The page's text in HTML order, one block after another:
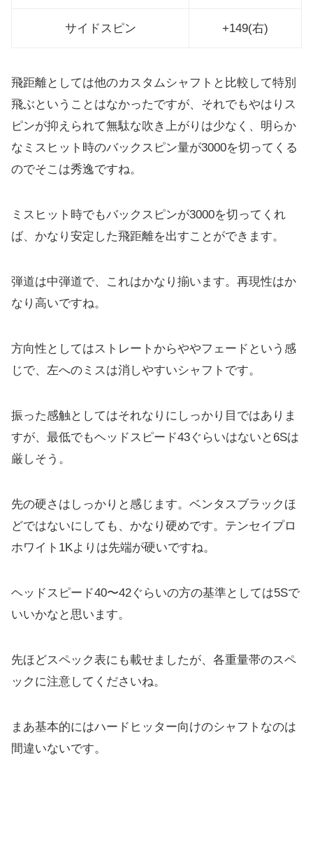
サイドスピン +149(右)
飛距離としては他のカスタムシャフトと比較して特別
飛ぶというこ とはなかったですが、 それでもやはりス
ピンが抑えられて無駄な吹き上がりは少なく、 明らか
なミスヒット時のバックスピン量が3000を切ってくる
のでそこは秀逸ですね。
ミスヒット時でもバックスピンが3000を切ってくれ
ば、 かなり安定した飛距離を出すことができます。
弾道は中弾道で、これはかなり揃います。 再現性はか
なり高いですね。
方向性としてはストレートからややフェードという感
じで、 左へのミスは消しやすいシャフトです。
振った感触としてはそれなりにしっかり目ではありま
すが、 最低でもヘッドスピード43ぐらいはないと6Sは
厳しそう。
先の硬さはしっかりと感じます。 ベンタスブラックほ
どではないにしても、かなり硬めです。 テンセイプロ
ホワイト1Kよりは先端が硬いですね。
ヘッドスピード40〜42ぐらいの方の基準としては5Sで
いいかなと思います。
先ほどスペック表にも載せましたが、 各重量帯のスペ
ックに注意してくださいね。
まあ基本的にはハードヒッター向けのシャフトなのは
間違いないです。